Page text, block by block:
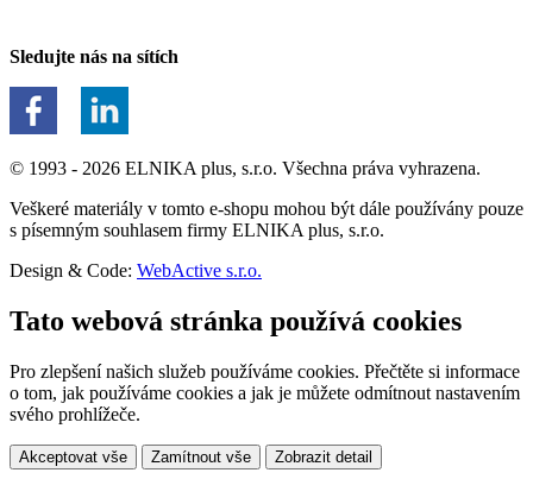
Sledujte nás na sítích
© 1993 - 2026 ELNIKA plus, s.r.o. Všechna práva vyhrazena.
Veškeré materiály v tomto e-shopu mohou být dále používány pouze
s písemným souhlasem firmy ELNIKA plus, s.r.o.
Design & Code: WebActive s.r.o.
Tato webová stránka používá cookies
Pro zlepšení našich služeb používáme cookies. Přečtěte si informace
o tom, jak používáme cookies a jak je můžete odmítnout nastavením
svého prohlížeče.
Akceptovat vše Zamítnout vše Zobrazit detail